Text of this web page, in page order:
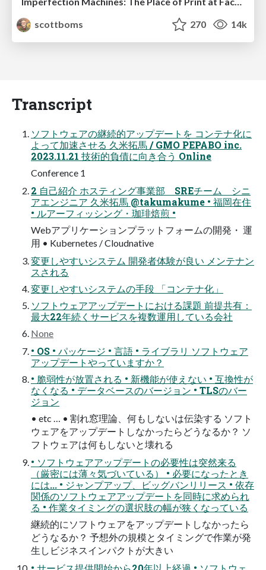
scottboms
270 14k
Transcript
ソフトウェアの継続的アップデートを コンテナ化に
よって加速させる 久米拓馬 / GMO PEPABO inc.
2023.11.21 技術的負債に向き合う Online
Conference 1
2 自己紹介 ホスティング事業部 SREチーム シニ
アエンジニア 久米拓馬 @takumakume • 福岡在住
• ルアーフィッシング・珈琲焙煎 •
Webアプリケーションプラットフォームの開発・ 運
用 • Kubernetes / Cloudnative
変更しやすいシステム 開発者体験が良い メンテナン
スされる
変更しやすいシステムの手段 「コンテナ化」
ソフトウェアアップデートにおける課題 前提共有：
最大22年続くサービスを複数運用している会社
None
• OS • パッケージ • 言語 • ライブラリ ソフトウェア
アップデートやっていますか？
• 脆弱性が放置される • 新機能が使えない • 互換性が
なくなる • データベースのバージョン • TLSのバー
ジョン
• etc … • 割れ窓理論、何もしないは伝染する ソフト
ウェアをアップデートしなかったらどうなるか？ ソ
フトウェアは何もしないと壊れる
• ソフトウェアアップデートの必要性は突然来る
（厳密には薄々気づいている） • 必要になったとき
には... • ジャンプアップ、ビッグバンリリース • 依存
関係のソフトウェアアップデートを同時に求められ
る • 作業タイミングの選択肢の幅が狭くなっている
継続的にソフトウェアをアップデートしなかったら
どうなるか？ 予想外の規模とタイミングで作業が発
生しビジネスインパクトが大きい